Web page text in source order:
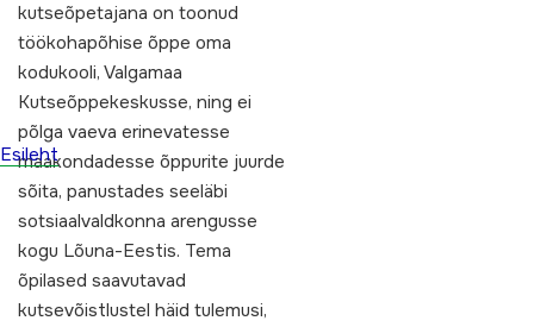
Esileht
kutseõpetajana on toonud
töökohapõhise õppe oma
kodukooli, Valgamaa
Kutseõppekeskusse, ning ei
põlga vaeva erinevatesse
maakondadesse õppurite juurde
sõita, panustades seeläbi
sotsiaalvaldkonna arengusse
kogu Lõuna-Eestis. Tema
õpilased saavutavad
kutsevõistlustel häid tulemusi,